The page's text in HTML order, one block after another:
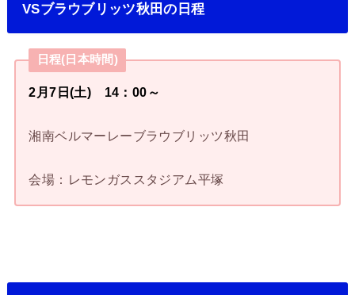
VSブラウブリッツ秋田の日程
日程(日本時間)
2月7日(土) 14：00～
湘南ベルマーレーブラウブリッツ秋田
会場：レモンガススタジアム平塚